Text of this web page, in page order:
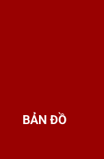
BẢN ĐỒ